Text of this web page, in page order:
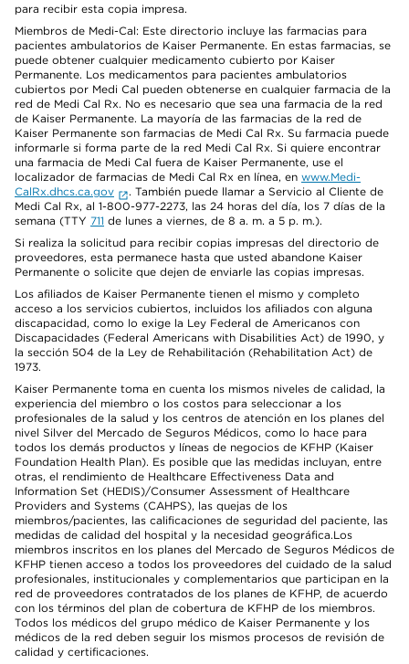
para recibir esta copia impresa.
Miembros de Medi-Cal: Este directorio incluye las farmacias para
pacientes ambulatorios de Kaiser Permanente. En estas farmacias, se
puede obtener cualquier medicamento cubierto por Kaiser
Permanente. Los medicamentos para pacientes ambulatorios
cubiertos por Medi Cal pueden obtenerse en cualquier farmacia de la
red de Medi Cal Rx. No es necesario que sea una farmacia de la red
de Kaiser Permanente. La mayoría de las farmacias de la red de
Kaiser Permanente son farmacias de Medi Cal Rx. Su farmacia puede
informarle si forma parte de la red Medi Cal Rx. Si quiere encontrar
una farmacia de Medi Cal fuera de Kaiser Permanente, use el
localizador de farmacias de Medi Cal Rx en línea, en www.Medi-
CalRx.dhcs.ca.gov
. También puede llamar a Servicio al Cliente de
Medi Cal Rx, al 1-800-977-2273, las 24 horas del día, los 7 días de la
semana (TTY 711 de lunes a viernes, de 8 a. m. a 5 p. m.).
Si realiza la solicitud para recibir copias impresas del directorio de
proveedores, esta permanece hasta que usted abandone Kaiser
Permanente o solicite que dejen de enviarle las copias impresas.
Los afiliados de Kaiser Permanente tienen el mismo y completo
acceso a los servicios cubiertos, incluidos los afiliados con alguna
discapacidad, como lo exige la Ley Federal de Americanos con
Discapacidades (Federal Americans with Disabilities Act) de 1990, y
la sección 504 de la Ley de Rehabilitación (Rehabilitation Act) de
1973.
Kaiser Permanente toma en cuenta los mismos niveles de calidad, la
experiencia del miembro o los costos para seleccionar a los
profesionales de la salud y los centros de atención en los planes del
nivel Silver del Mercado de Seguros Médicos, como lo hace para
todos los demás productos y líneas de negocios de KFHP (Kaiser
Foundation Health Plan). Es posible que las medidas incluyan, entre
otras, el rendimiento de Healthcare Effectiveness Data and
Information Set (HEDIS)/Consumer Assessment of Healthcare
Providers and Systems (CAHPS), las quejas de los
miembros/pacientes, las calificaciones de seguridad del paciente, las
medidas de calidad del hospital y la necesidad geográfica.Los
miembros inscritos en los planes del Mercado de Seguros Médicos de
KFHP tienen acceso a todos los proveedores del cuidado de la salud
profesionales, institucionales y complementarios que participan en la
red de proveedores contratados de los planes de KFHP, de acuerdo
con los términos del plan de cobertura de KFHP de los miembros.
Todos los médicos del grupo médico de Kaiser Permanente y los
médicos de la red deben seguir los mismos procesos de revisión de
calidad y certificaciones.